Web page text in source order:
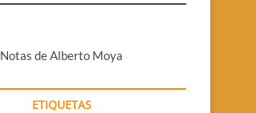
Notas de Alberto Moya
ETIQUETAS